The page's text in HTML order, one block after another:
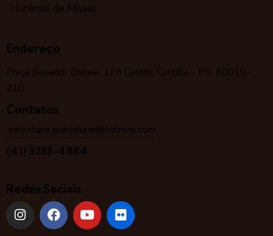
Horários de Missas
Endereço
Praça Senador Correia, 128 Centro, Curitiba – PR, 80010-
210
Contatos
secretaria.guadalupe@hotmail.com
(41) 3233-4884
Redes Sociais